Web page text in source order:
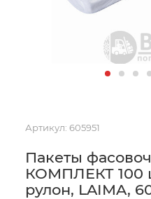
Артикул: 605951
Пакеты
КОМПЛЕКТ 100
рулон, LAIMA,